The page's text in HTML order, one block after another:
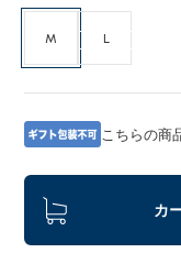
M L
こちらの商
カ